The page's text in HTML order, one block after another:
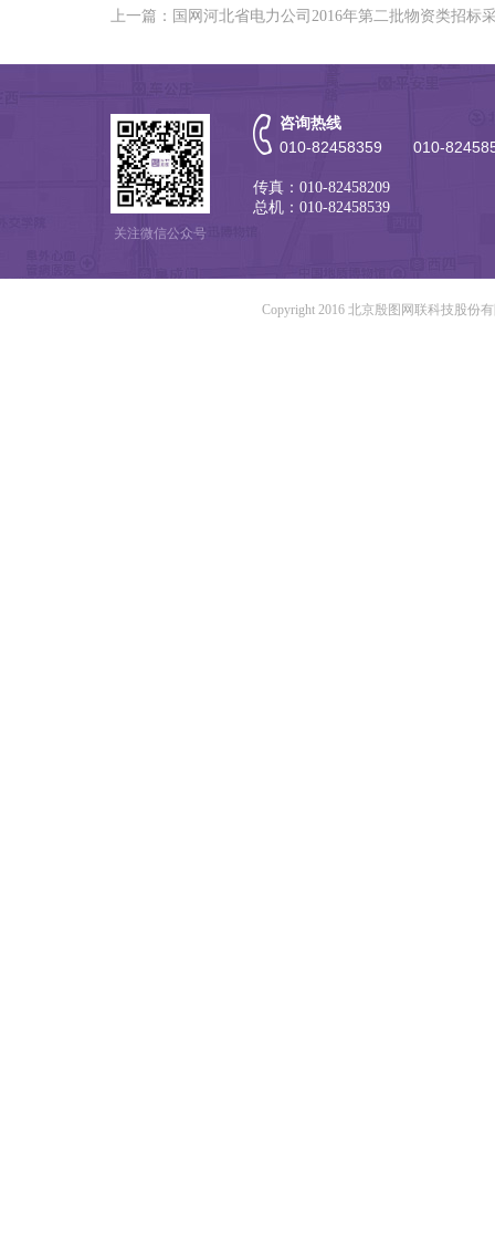
上一篇：国网河北省电力公司2016年第二批物资类招标
关注微信公众号
咨询热线
010-82458359 010-
传真：010-82458209
总机：010-82458539
Copyright 2016 北京殷图网联科技股份